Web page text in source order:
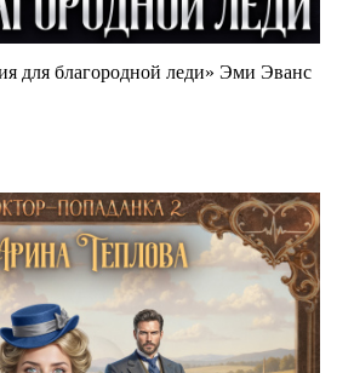
для благородной леди» Эми Эванс